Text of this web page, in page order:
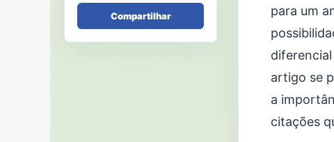
Compartilhar
para um
artigo se
a
citações